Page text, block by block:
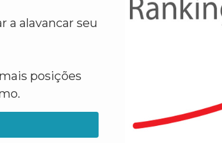
a alavancar seu
posições